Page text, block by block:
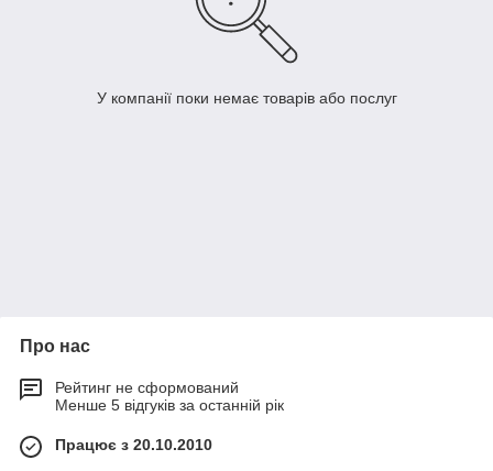
У компанії поки немає товарів або послуг
Про нас
Рейтинг не сформований
Менше 5 відгуків за останній рік
Працює з 20.10.2010